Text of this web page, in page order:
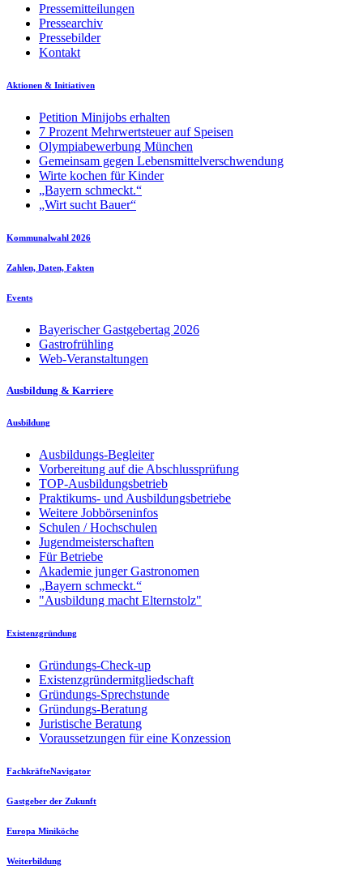
Pressemitteilungen
Pressearchiv
Pressebilder
Kontakt
Aktionen & Initiativen
Petition Minijobs erhalten
7 Prozent Mehrwertsteuer auf Speisen
Olympiabewerbung München
Gemeinsam gegen Lebensmittelverschwendung
Wirte kochen für Kinder
„Bayern schmeckt.“
„Wirt sucht Bauer“
Kommunalwahl 2026
Zahlen, Daten, Fakten
Events
Bayerischer Gastgebertag 2026
Gastrofrühling
Web-Veranstaltungen
Ausbildung & Karriere
Ausbildung
Ausbildungs-Begleiter
Vorbereitung auf die Abschlussprüfung
TOP-Ausbildungsbetrieb
Praktikums- und Ausbildungsbetriebe
Weitere Jobbörseninfos
Schulen / Hochschulen
Jugendmeisterschaften
Für Betriebe
Akademie junger Gastronomen
„Bayern schmeckt.“
"Ausbildung macht Elternstolz"
Existenzgründung
Gründungs-Check-up
Existenzgründermitgliedschaft
Gründungs-Sprechstunde
Gründungs-Beratung
Juristische Beratung
Voraussetzungen für eine Konzession
FachkräfteNavigator
Gastgeber der Zukunft
Europa Miniköche
Weiterbildung